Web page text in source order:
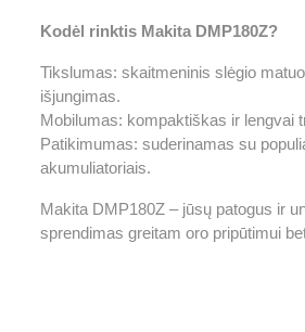
Kodėl rinktis Makita DMP180Z?
Tikslumas: skaitmeninis slėgio
išjungimas.
Mobilumas: kompaktiškas ir lengvai
Patikimumas: suderinamas su
akumuliatoriais.
Makita DMP180Z – jūsų patogus ir
sprendimas greitam oro pripūtimui